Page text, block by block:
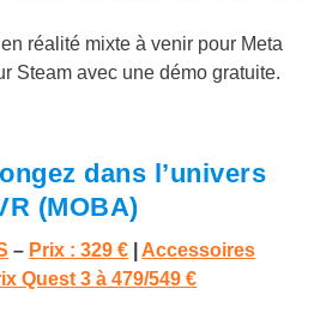
réalité mixte à venir pour Meta
Steam avec une démo gratuite.
dans l’univers
(MOBA)
– Prix : 329 €
Accessoires
Quest 3 à 479/549 €